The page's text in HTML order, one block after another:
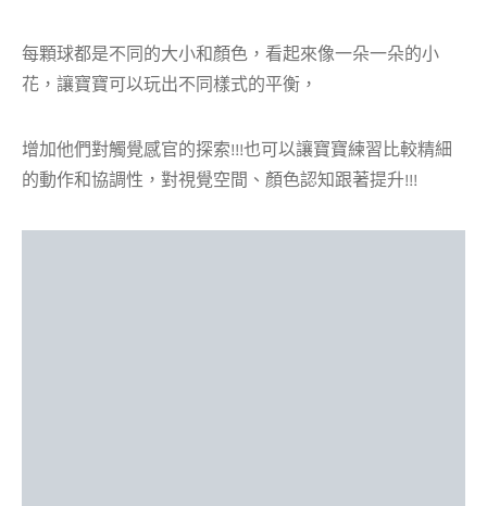
每顆球都是不同的大小和顏色，看起來像一朵一朵的小
花，讓寶寶可以玩出不同樣式的平衡，
增加他們對觸覺感官的探索!!!也可以讓寶寶練習比較精細
的動作和協調性，對視覺空間、顏色認知跟著提升!!!